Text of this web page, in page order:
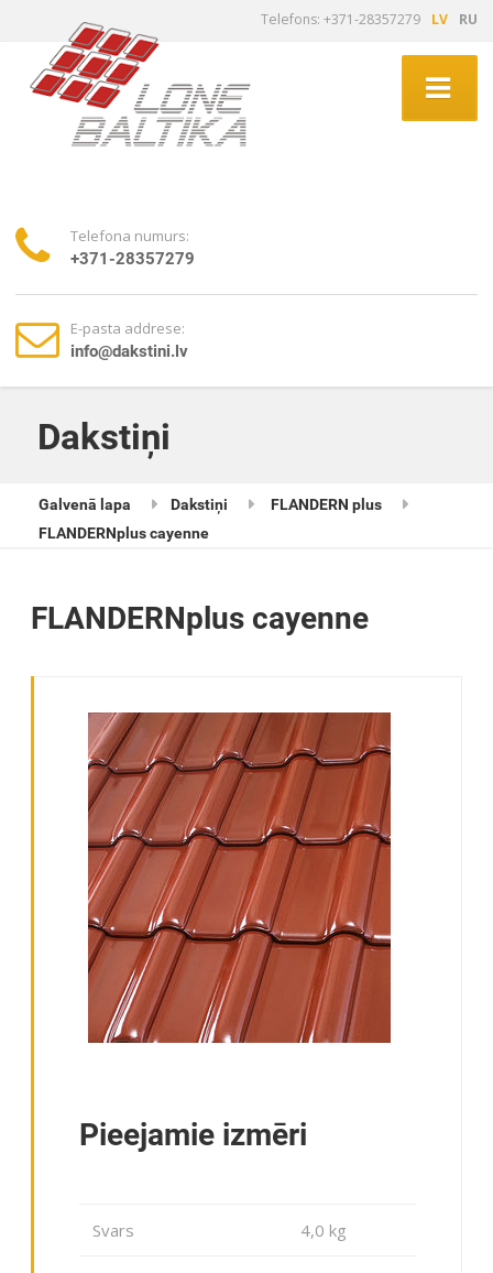
Telefons: +371-28357279 LV RU
Telefona numurs:
+371-28357279
E-pasta addrese:
info@dakstini.lv
Dakstiņi
Galvenā lapa Dakstiņi
FLANDERN plus
FLANDERNplus cayenne
FLANDERNplus cayenne
Pieejamie izmēri
Svars 4,0 kg